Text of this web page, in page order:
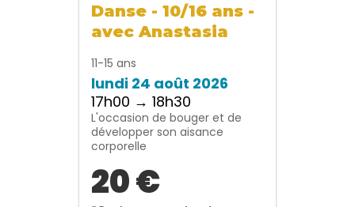
Danse - 10/16 ans -
avec Anastasia
11-15 ans
lundi 24 août 2026
17h00 → 18h30
L'occasion de bouger et de
développer son aisance
corporelle
20 €